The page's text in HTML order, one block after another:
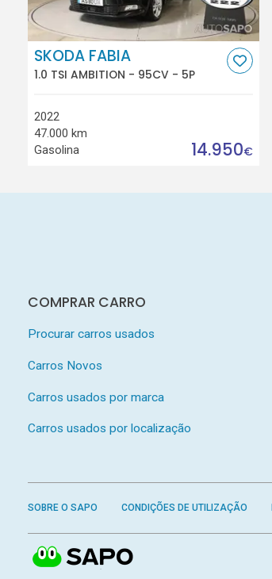
SKODA FABIA
1.0 TSI AMBITION - 95CV - 5P
2022
47.000 km
Gasolina
14.950€
COMPRAR CARRO
Procurar carros usados
Carros Novos
Carros usados por marca
Carros usados por localização
SOBRE O SAPO CONDIÇÕES DE UTILIZAÇÃO